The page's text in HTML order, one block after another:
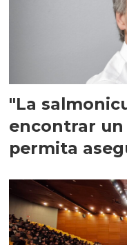
"La
encontrar
permita